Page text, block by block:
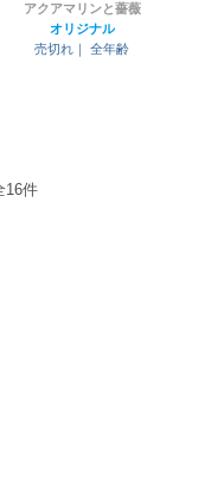
アクアマリンと薔薇
オリジナル
売切れ｜
全年齢
16件